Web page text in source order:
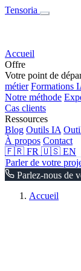
Tensoria
Accueil
Offre
Votre point de
métier Formations
Notre méthode
Cas clients
Ressources
Blog Outils IA
À propos Contact
🇫🇷 FR 🇺🇸 EN
Parler de votre
Parlez-nous de
Accueil